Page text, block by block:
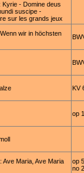
- Domine deus
suscipe -
sur les grands jeux
wir in höchsten
KV
op
Ave Maria, Ave Maria
op 5
no 2